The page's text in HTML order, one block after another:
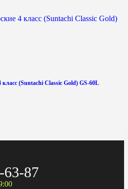
(Suntachi Classic Gold) GS-60L
63-87